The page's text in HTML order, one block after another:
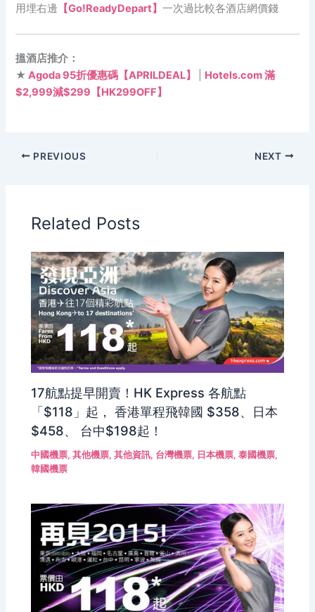
用埋右邊 【Go!ReadyDepart】一次過比較各酒店網價錢
搵酒店推介：
★Agoda 95折優惠碼【APRILDEAL】
Hotels.com 滿
$2,999減$299【HK299OFF】
PREVIOUS NEXT
Related Posts
17航點提早開賣！HK Express 各航點
「$118」起， 香港單程飛韓國 $358、日本
$458、 台中$198起！
中國機票,其他機票,其他資訊, 台灣機票, 日本機票,泰國機票,
韓國機票